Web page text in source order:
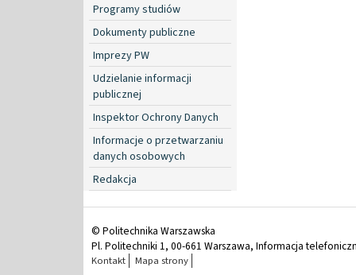
Programy studiów
Dokumenty publiczne
Imprezy PW
Udzielanie informacji
publicznej
Inspektor Ochrony Danych
Informacje o przetwarzaniu
danych osobowych
Redakcja
© Politechnika Warszawska
Pl. Politechniki 1, 00-661 Warszawa, Informacja
Kontakt Mapa strony